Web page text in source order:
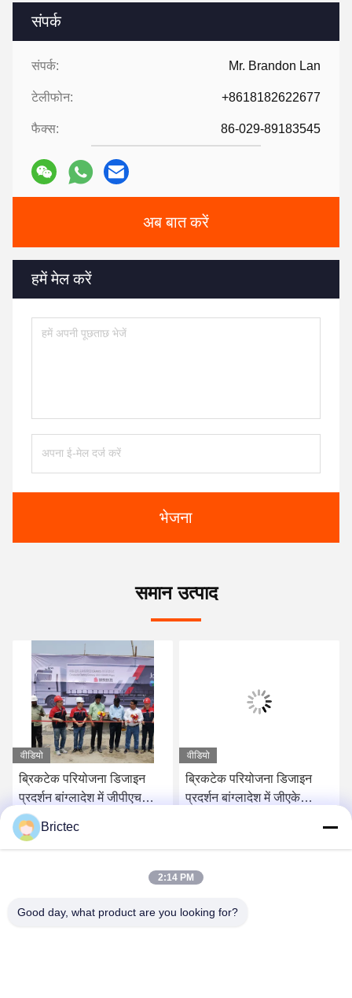
संपर्क
संपर्क: Mr. Brandon Lan
टेलीफोन: +8618182622677
फैक्स: 86-029-89183545
अब बात करें
हमें मेल करें
भेजना
समान उत्पाद
वीडियो
ब्रिकटेक परियोजना डिजाइन
प्रदर्शन बांग्लादेश में जीपीएच
परियोजना
सबसे अच्छी कीमत पाएं
वीडियो
ब्रिकटेक परियोजना डिजाइन
प्रदर्शन बांग्लादेश में जीएके
सबसे अच्छी कीमत पाएं
Brictec
2:14 PM
Good day, what product are you looking for?